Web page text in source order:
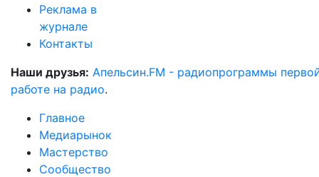
Реклама в
журнале
Контакты
Наши друзья: Апельсин.FM - радиопрограммы
работе на радио.
Главное
Медиарынок
Мастерство
Сообщество